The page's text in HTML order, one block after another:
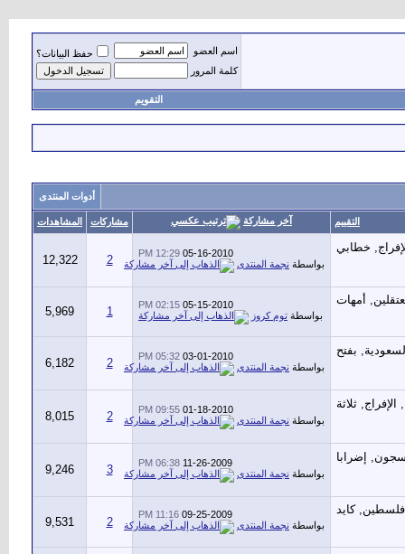
اسم العضو
حفظ البيانات؟
كلمة المرور
التقويم
أدوات المنتدى
التقييم آخر مشاركة مشاركات المشاهدات
05-16-2010
12:29 PM
بواسطة نجمة المنتدى 2
12,322
05-15-2010
02:15 PM
بواسطة توم كروز 1
5,969
03-01-2010
05:32 PM
بواسطة نجمة المنتدى 2
6,182
01-18-2010
09:55 PM
بواسطة نجمة المنتدى 2
8,015
11-26-2009
06:38 PM
بواسطة نجمة المنتدى 3
9,246
09-25-2009
11:16 PM
بواسطة نجمة المنتدى 2
9,531